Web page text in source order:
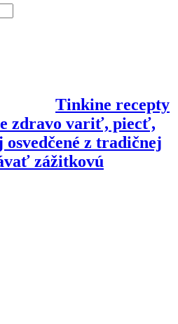
Tinkine recepty
zdravo variť, piecť,
osvedčené z tradičnej
zážitkovú